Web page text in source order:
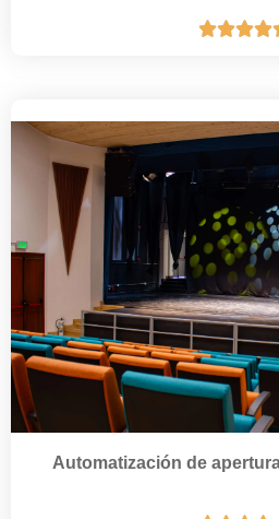

Automatización de